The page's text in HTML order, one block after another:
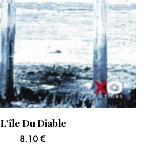
L’île Du Diable
8.10 €